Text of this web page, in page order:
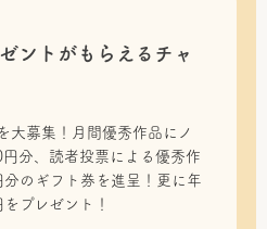
ントがもらえるチャ
大募集！月間優秀作品にノ
分、読者投票による優秀作
のギフト券を進呈！更に年
プレゼント！